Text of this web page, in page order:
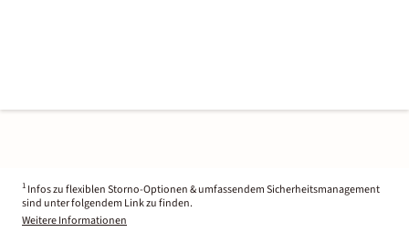
1 Infos zu flexiblen Storno-Optionen & umfassendem Sicherheitsmanagement
sind unter folgendem Link zu finden.
Weitere Informationen